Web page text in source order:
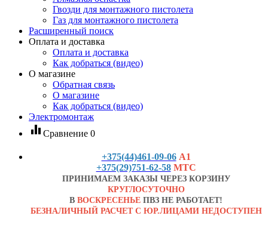
Гвозди для монтажного пистолета
Газ для монтажного пистолета
Расширенный поиск
Оплата и доставка
Оплата и доставка
Как добраться (видео)
О магазине
Обратная связь
О магазине
Как добраться (видео)
Электромонтаж
equalizer Сравнение 0
+375(44)461-09-06 А1
+375(29)751-62-58 МТС
ПРИНИМАЕМ ЗАКАЗЫ ЧЕРЕЗ КОРЗИНУ
КРУГЛОСУТОЧНО
В ВОСКРЕСЕНЬЕ ПВЗ НЕ РАБОТАЕТ!
БЕЗНАЛИЧНЫЙ РАСЧЕТ С ЮР.ЛИЦАМИ НЕДОСТУПЕН